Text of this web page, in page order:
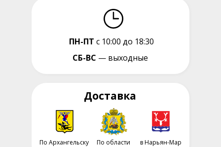
ПН-ПТ с 10:00 до 18:30
СБ-ВС — выходные
Доставка
По Архангельску в Нарьян-Мар
По области